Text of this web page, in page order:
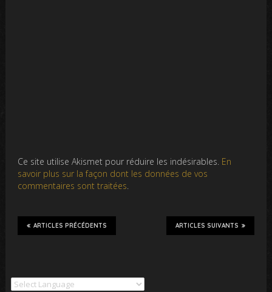
Ce site utilise Akismet pour réduire les indésirables. En
savoir plus sur la façon dont les données de vos
commentaires sont traitées
ARTICLES SUIVANTS
ARTICLES PRÉCÉDENTS